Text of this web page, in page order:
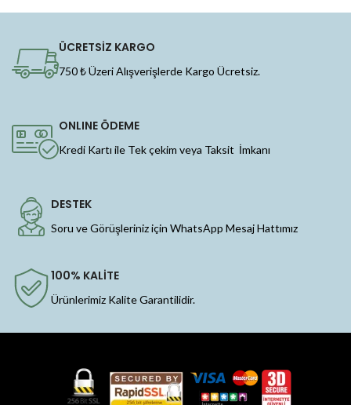
ÜCRETSİZ KARGO
750 ₺ Üzeri Alışverişlerde Kargo Ücretsiz.
ONLINE ÖDEME
Kredi Kartı ile Tek çekim veya Taksit İmkanı
DESTEK
Soru ve Görüşleriniz için WhatsApp Mesaj Hattımız
100% KALİTE
Ürünlerimiz Kalite Garantilidir.